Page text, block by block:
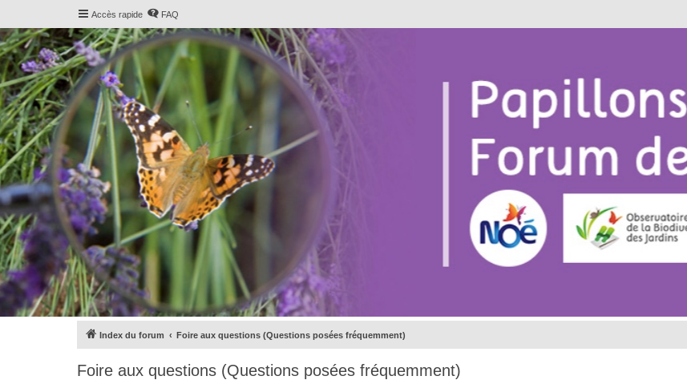
Accès rapide FAQ
Index du forum Foire aux questions (Questions posées fréquemment)
Foire aux questions (Questions posées fréquemment)